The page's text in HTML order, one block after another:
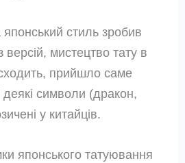
стиль зробив
мистецтво тату в
прийшло саме
деякі символи (дракон,
у китайців.
японського татуювання